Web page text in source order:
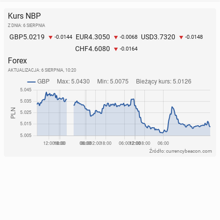
Kurs NBP
Z DNIA: 6 SIERPNIA
GBP5.0219 -0.0144 EUR4.3050 -0.0068 USD3.7320 -0.0148
CHF4.6080 -0.0164
Forex
AKTUALIZACJA: 6 SIERPNIA, 10:20
Źródło: currencybeacon.com